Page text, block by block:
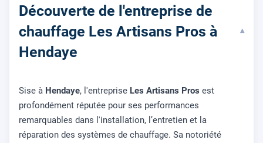
Découverte de l'entreprise de
chauffage Les Artisans Pros à
Hendaye
▾
Sise à Hendaye, l'entreprise Les Artisans Pros est
profondément réputée pour ses performances
remarquables dans l'installation, l’entretien et la
réparation des systèmes de chauffage. Sa notoriété